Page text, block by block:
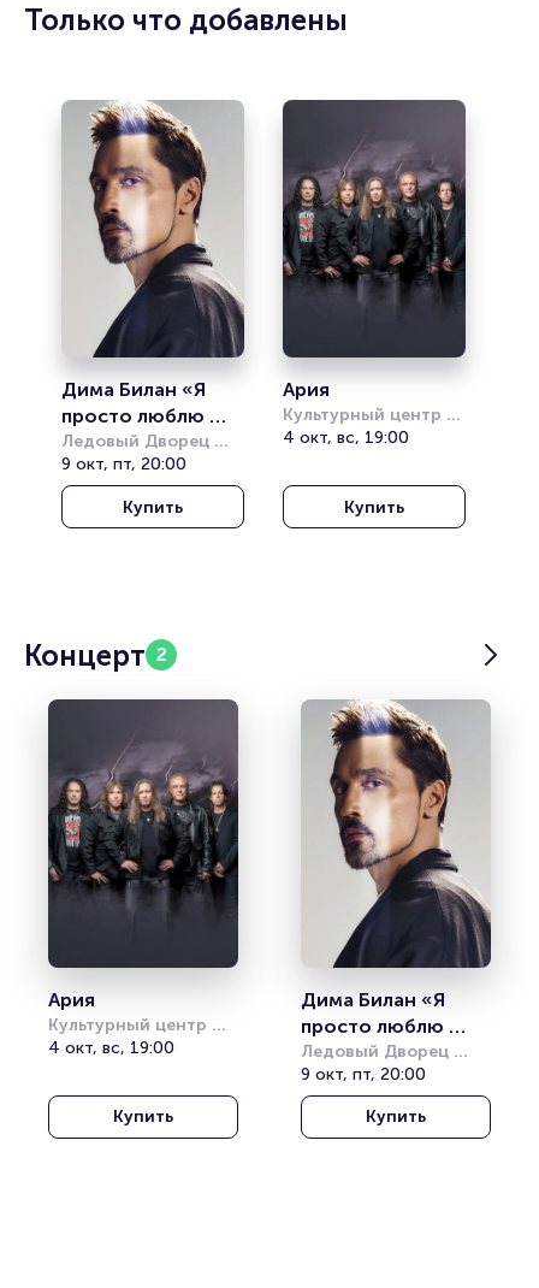
Только что добавлены
Дима Билан «Я
просто люблю
тебя»
Ледовый Дворец
Великий Новгород
9 окт, пт, 20:00
Купить
Ария
Культурный центр
Акрон
4 окт, вс, 19:00
Купить
Концерт 2
Ария
Культурный центр
Акрон
4 окт, вс, 19:00
Купить
Дима Билан «Я
просто люблю
тебя»
Ледовый Дворец
Великий Новгород
9 окт, пт, 20:00
Купить